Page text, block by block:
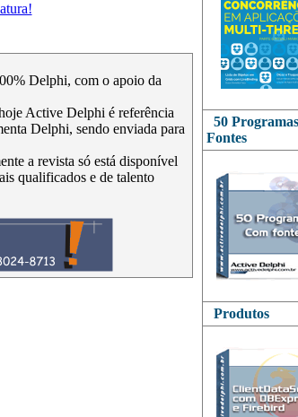
Delphi, com o apoio da
Active Delphi é referência
Delphi, sendo enviada para
a revista só está disponível
qualificados e de talento
50 Programas
Fontes
Produtos